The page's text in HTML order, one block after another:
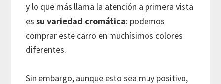
y lo que más llama la atención a primera vista
essu variedad cromática: podemos
comprar este carro en muchísimos colores
diferentes.
Sin embargo, aunque esto sea muy positivo,